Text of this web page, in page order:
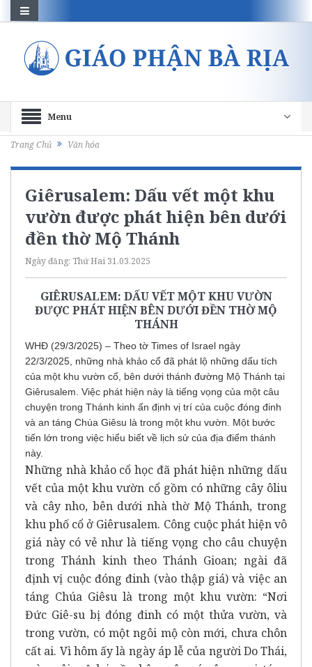
Menu
Trang Chủ Văn hóa
Giêrusalem: Dấu vết một khu
vườn được phát hiện bên dưới
đền thờ Mộ Thánh
Ngày đăng: Thứ Hai 31.03.2025
GIÊRUSALEM: DẤU VẾT MỘT KHU VƯỜN
ĐƯỢC PHÁT HIỆN BÊN DƯỚI ĐỀN THỜ MỘ
THÁNH
WHĐ (29/3/2025) – Theo tờ Times of Israel ngày
22/3/2025, những nhà khảo cổ đã phát lộ những dấu tích
của một khu vườn cổ, bên dưới thánh đường Mộ Thánh tại
Giêrusalem. Việc phát hiện này là tiếng vọng của một câu
chuyện trong Thánh kinh ấn định vị trí của cuộc đóng đinh
và an táng Chúa Giêsu là trong một khu vườn. Một bước
tiến lớn trong việc hiểu biết về lịch sử của địa điểm thánh
này.
Những nhà khảo cổ học đã phát hiện những dấu
vết của một khu vườn cổ gồm có những cây ôliu
và cây nho, bên dưới nhà thờ Mộ Thánh, trong
khu phố cổ ở Giêrusalem. Công cuộc phát hiện vô
giá này có vẻ như là tiếng vọng cho câu chuyện
trong Thánh kinh theo Thánh Gioan; ngài đã
định vị cuộc đóng đinh (vào thập giá) và việc an
táng Chúa Giêsu là trong một khu vườn: “Nơi
Đức Giê-su bị đóng đinh có một thửa vườn, và
trong vườn, có một ngôi mộ còn mới, chưa chôn
cất ai. Vì hôm ấy là ngày áp lễ của người Do Thái,